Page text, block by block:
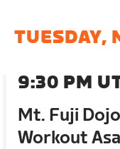
TUESDAY,
9:30 PM
Mt. Fuji
Workout